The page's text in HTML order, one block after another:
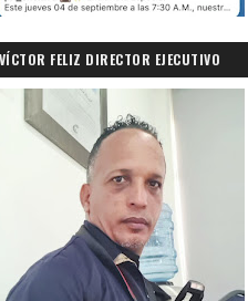
FELIZ DIRECTOR EJECUTIVO